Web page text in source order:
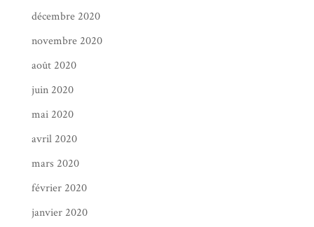
décembre 2020
novembre 2020
août 2020
juin 2020
mai 2020
avril 2020
mars 2020
février 2020
janvier 2020